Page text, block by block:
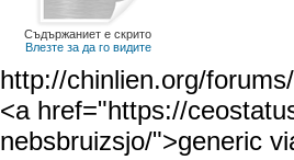
Съдържаниет е скрито
Влезте за да го видите
http://chinlien.org/
<a href="https://
nebsbruizsjo/">generic